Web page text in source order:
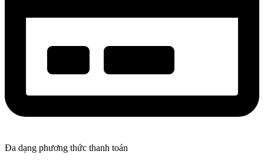
Đa dạng phương thức thanh toán